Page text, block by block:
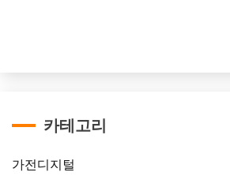
카테고리
가전디지털